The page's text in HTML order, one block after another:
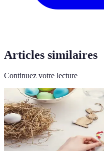
Articles similaires
Continuez votre lecture